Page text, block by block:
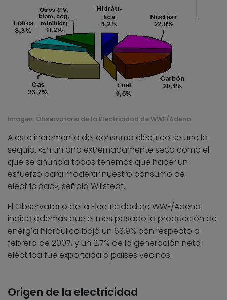
Imagen: Observatorio de la Electricidad de WWF/Adena
A este incremento del consumo eléctrico se une la
sequía. «En un año extremadamente seco como el
que se anuncia todos tenemos que hacer un
esfuerzo para moderar nuestro consumo de
electricidad», señala Willstedt.
El Observatorio de la Electricidad de WWF/Adena
indica además que el mes pasado la producción de
energía hidráulica bajó un 63,9% con respecto a
febrero de 2007, y un 2,7% de la generación neta
eléctrica fue exportada a países vecinos.
Origen de la electricidad